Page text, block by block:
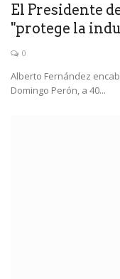
El Presidente
"protege la
0
Alberto Fernández
Domingo Perón, a 40...